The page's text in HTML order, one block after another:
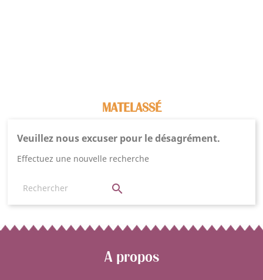
MATELASSÉ
Veuillez nous excuser pour le désagrément.
Effectuez une nouvelle recherche

A propos